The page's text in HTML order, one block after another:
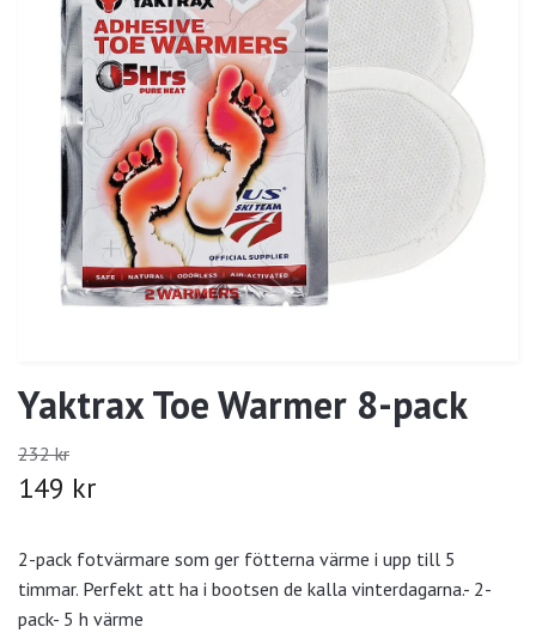
Yaktrax Toe Warmer 8-pack
232 kr
149 kr
2-pack fotvärmare som ger fötterna värme i upp till 5
timmar. Perfekt att ha i bootsen de kalla vinterdagarna.- 2-
pack- 5 h värme